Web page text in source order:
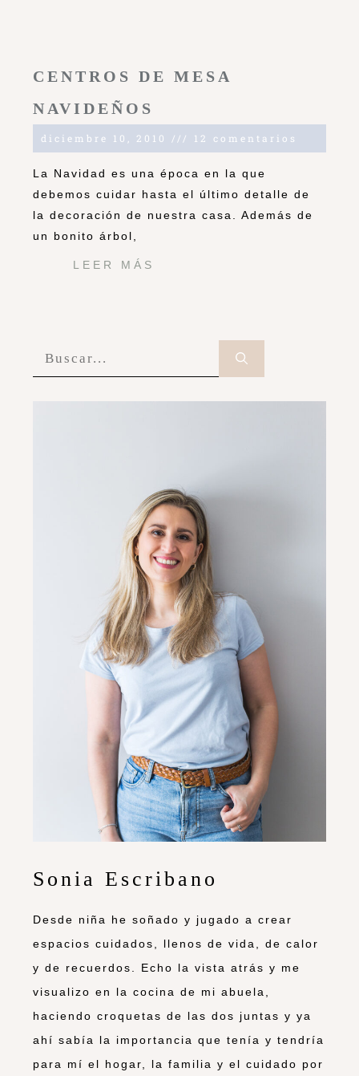
CENTROS DE MESA
NAVIDEÑOS
diciembre 10, 2010 12 comentarios
La Navidad es una época en la que
debemos cuidar hasta el último detalle de
la decoración de nuestra casa. Además de
un bonito árbol,
LEER MÁS
Sonia Escribano
Desde niña he soñado y jugado a crear
espacios cuidados, llenos de vida, de calor
y de recuerdos. Echo la vista atrás y me
visualizo en la cocina de mi abuela,
haciendo croquetas de las dos juntas y ya
ahí sabía la importancia que tenía y tendría
para mí el hogar, la familia y el cuidado por